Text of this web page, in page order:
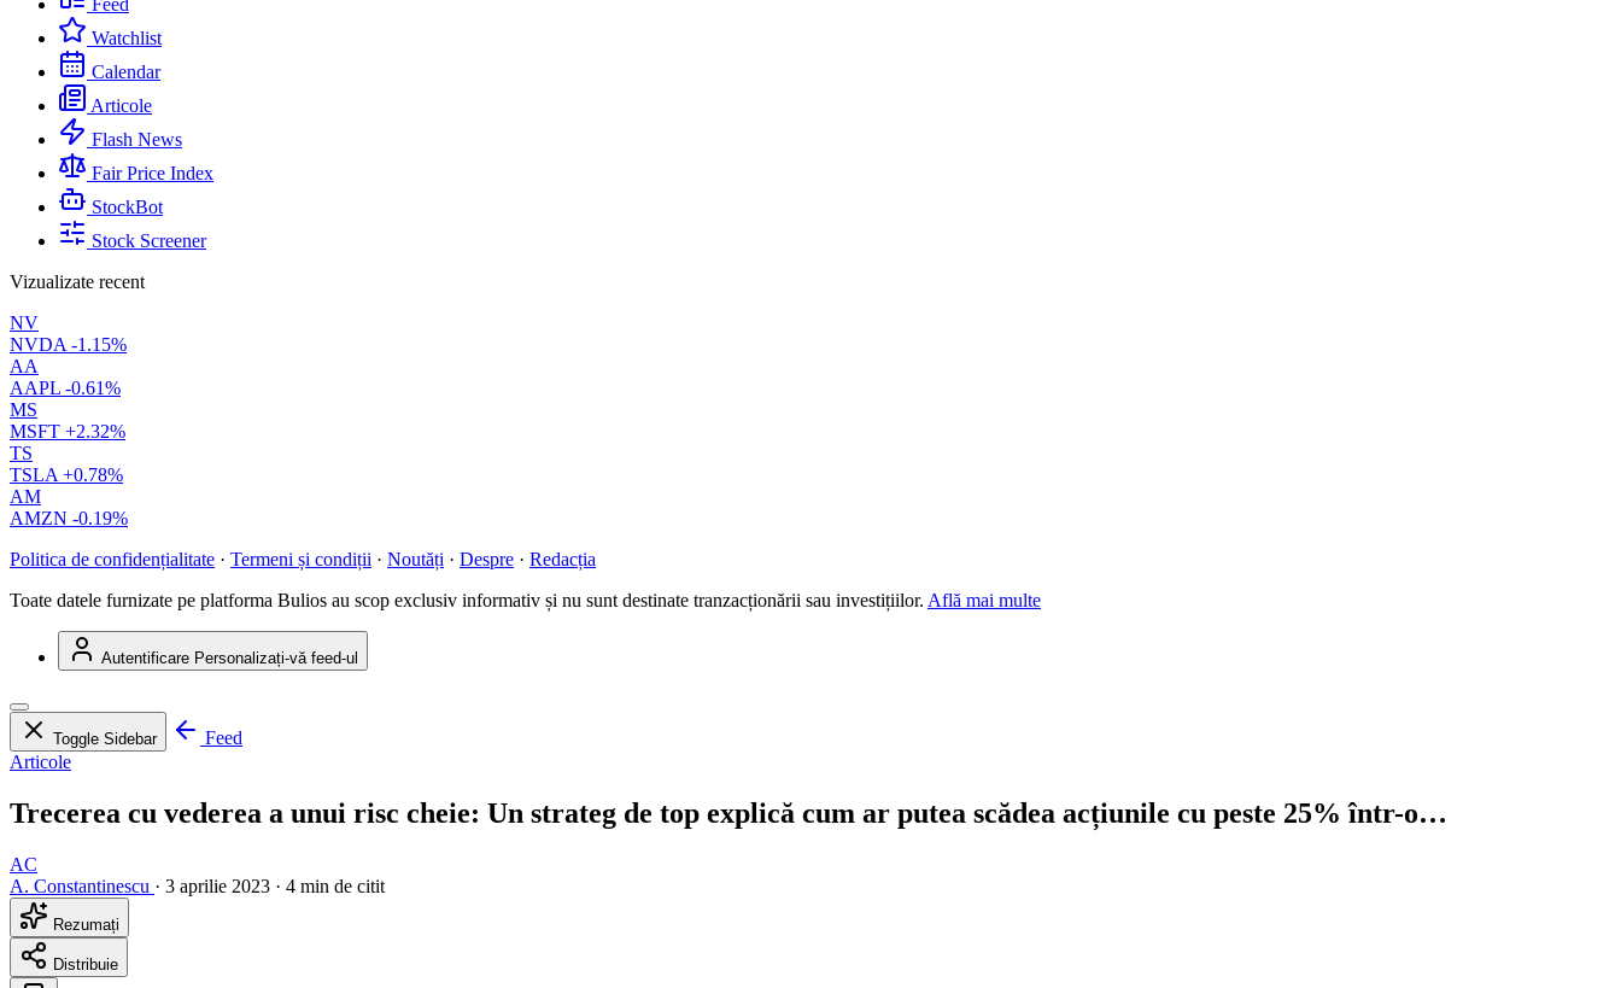
Feed
Watchlist
Calendar
Articole
Flash News
Fair Price Index
StockBot
Stock Screener
Vizualizate recent
NV
NVDA -1.15%
AA
AAPL -0.61%
MS
MSFT +2.32%
TS
TSLA +0.78%
AM
AMZN -0.19%
Politica de confidențialitate · Termeni și condiții · Noutăți · Despre · Redacția
Toate datele furnizate pe platforma Bulios au scop exclusiv informativ și nu sunt destinate tranzacționării sau investițiilor. Află mai multe
Autentificare Personalizați-vă feed-ul
Toggle Sidebar
Feed
Articole
Trecerea cu vederea a unui risc cheie: Un strateg de top explică cum ar putea scădea acțiunile cu peste 25% într-o…
AC
A. Constantinescu · 3 aprilie 2023 · 4 min de citit
Rezumați
Distribuie